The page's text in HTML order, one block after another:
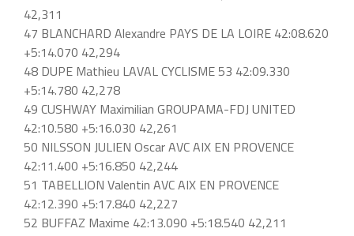
42,311
47 BLANCHARD Alexandre PAYS DE LA LOIRE 42:08.620
+5:14.070 42,294
48 DUPE Mathieu LAVAL CYCLISME 53 42:09.330
+5:14.780 42,278
49 CUSHWAY Maximilian GROUPAMA-FDJ UNITED
42:10.580 +5:16.030 42,261
50 NILSSON JULIEN Oscar AVC AIX EN PROVENCE
42:11.400 +5:16.850 42,244
51 TABELLION Valentin AVC AIX EN PROVENCE
42:12.390 +5:17.840 42,227
52 BUFFAZ Maxime 42:13.090 +5:18.540 42,211